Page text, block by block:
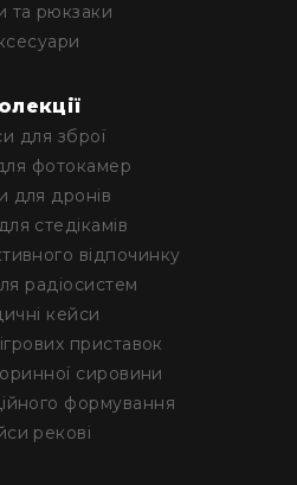
та рюкзаки
для зброї
фотокамер
для дронів
стедікамів
відпочинку
радіосистем
кейси
приставок
сировини
формування
рекові